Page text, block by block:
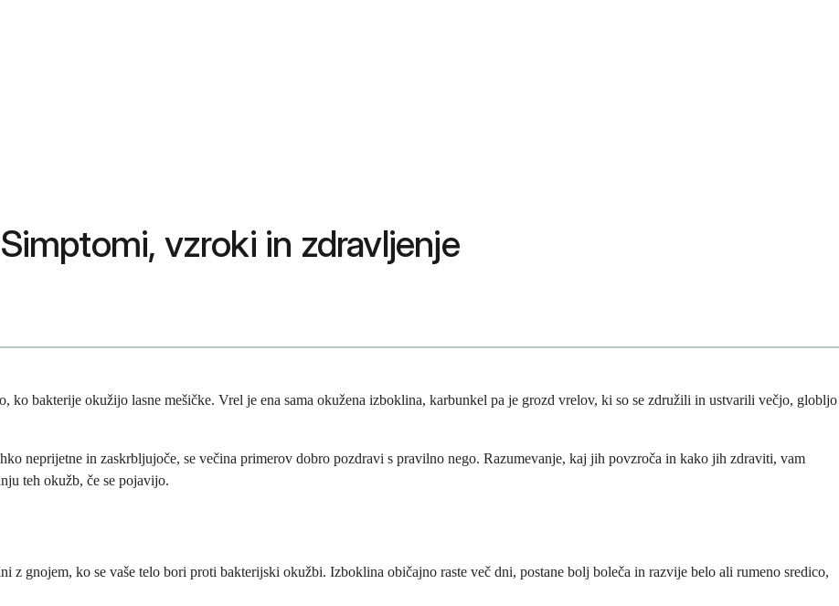
vzroki in zdravljenje
bakterije okužijo lasne mešičke. Vrel je ena sama okužena izboklina, karbunkel pa je grozd vrelov, ki so se združili in ustvarili večjo, globljo
neprijetne in zaskrbljujoče, se večina primerov dobro pozdravi s pravilno nego. Razumevanje, kaj jih povzroča in kako jih zdraviti, vam
teh okužb, če se pojavijo.
z gnojem, ko se vaše telo bori proti bakterijski okužbi. Izboklina običajno raste več dni, postane bolj boleča in razvije belo ali rumeno sredico,